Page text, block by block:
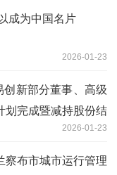
成为中国名片
2026-01-23
创新部分董事、高级
划完成暨减持股份结
2026-01-23
察布市城市运行管理